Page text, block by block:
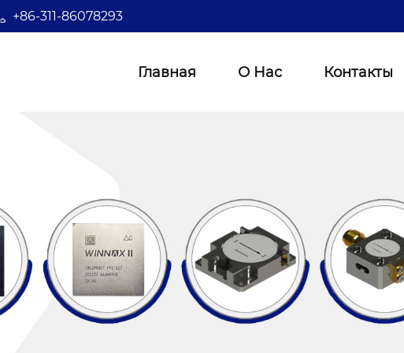
+86-311-86078293
Главная О Нас Контакты